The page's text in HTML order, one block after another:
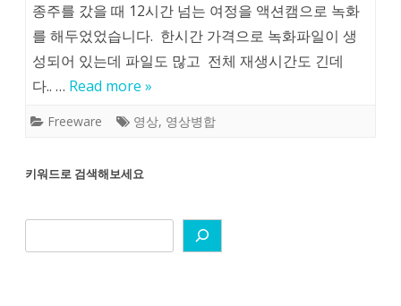
종주를 갔을 때 12시간 넘는 여정을 액션캠으로 녹화
를 해두었었습니다. 한시간 가격으로 녹화파일이 생
성되어 있는데 파일도 많고 전체 재생시간도 긴데
다.. … Read more »
Freeware 영상, 영상병합
키워드로 검색해보세요